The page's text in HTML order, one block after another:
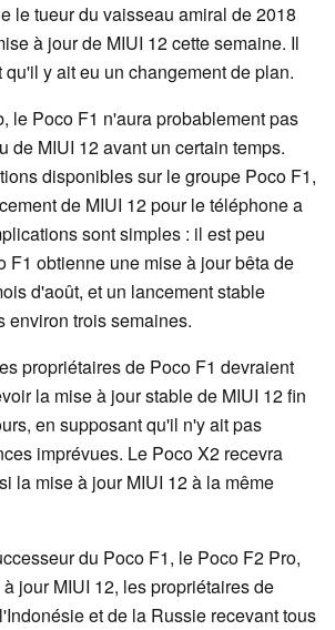
le tueur du vaisseau amiral de 2018
à jour de MIUI 12 cette semaine. Il
y ait eu un changement de plan.
le Poco F1 n'aura probablement pas
de MIUI 12 avant un certain temps.
disponibles sur le groupe Poco F1,
de MIUI 12 pour le téléphone a
sont simples : il est peu
F1 obtienne une mise à jour bêta de
d'août, et un lancement stable
environ trois semaines.
propriétaires de Poco F1 devraient
la mise à jour stable de MIUI 12 fin
en supposant qu'il n'y ait pas
imprévues. Le Poco X2 recevra
la mise à jour MIUI 12 à la même
du Poco F1, le Poco F2 Pro,
jour MIUI 12, les propriétaires de
et de la Russie recevant tous